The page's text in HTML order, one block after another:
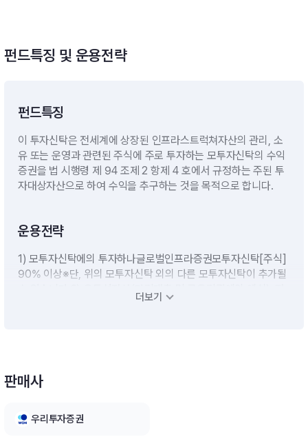
펀드특징 및 운용전략
펀드특징
이 투자신탁은 전세계에 상장된 인프라스트럭쳐자산의 관리, 소
유 또는 운영과 관련된 주식에 주로 투자하는 모투자신탁의 수익
증권을 법 시행령 제 94 조제 2 항제 4 호에서 규정하는 주된 투
자대상자산으로 하여 수익을 추구하는 것을 목적으로 합니다.
운용전략
1) 모투자신탁에의 투자하나글로벌인프라증권모투자신탁[주식]
90% 이상※단, 위의 모투자신탁 외의 다른 모투자신탁이 추가될
수 있습니다.2) 유동성자산(단기대출 및 금융기관에의 예치): 자
산총액의 10%이하※ 단. 대량환매나 기타 이에 준하는 사유로 필
5% + KRW Cash 5%[모투자신탁의 투자전략]- 하나글로벌인
세계에 상장된 인프라스트럭쳐자산의 관리, 소유 또는 운영과 관
련된 주식 등에 주로 투자하고 나머지 재산은 예금 및 유동성 자
더보기
판매사
우리투자증권